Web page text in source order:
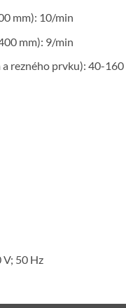
mm): 10/min
mm): 9/min
rezného prvku): 40-160
V; 50 Hz